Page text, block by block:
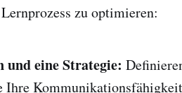
zu optimieren:
und eine Strategie: